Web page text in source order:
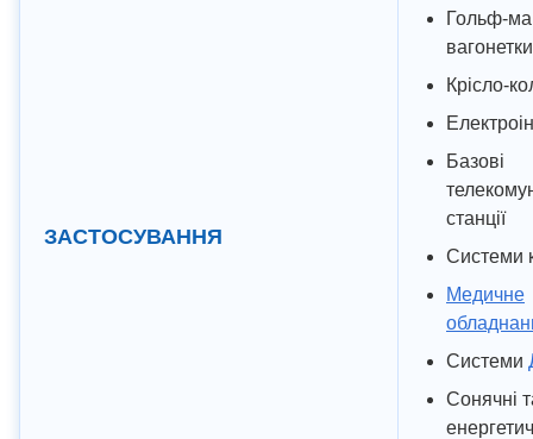
ЗАСТОСУВАННЯ
Гольф-
Крісло-
Базові
станції
Системи
Медичне
Системи
Сонячні